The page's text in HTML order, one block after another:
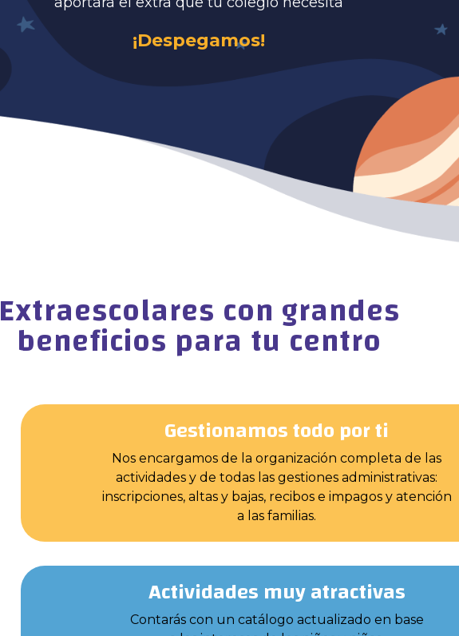
¡Despegamos!
Extraescolares con grandes
beneficios para tu centro
Gestionamos todo por ti
Nos encargamos de la organización completa de las
actividades y de todas las gestiones administrativas:
inscripciones, altas y bajas, recibos e impagos y atención
a las familias.
Actividades muy atractivas
Contarás con un catálogo actualizado en base